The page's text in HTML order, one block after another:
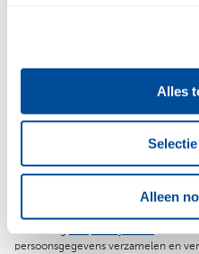
Alles
Alleen
persoonsgegevens verzamelen en